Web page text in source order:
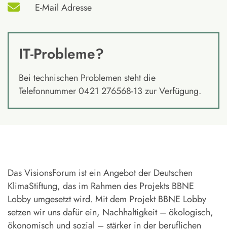
E-Mail Adresse
IT-Probleme?
Bei technischen Problemen steht die
Telefonnummer 0421 276568-13 zur Verfügung.
Das VisionsForum ist ein Angebot der Deutschen
KlimaStiftung, das im Rahmen des Projekts BBNE
Lobby umgesetzt wird. Mit dem Projekt BBNE Lobby
setzen wir uns dafür ein, Nachhaltigkeit – ökologisch,
ökonomisch und sozial – stärker in der beruflichen